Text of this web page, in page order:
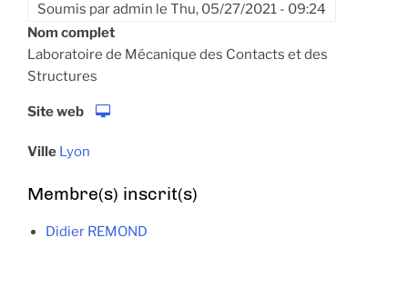
Soumis paradmin le Thu, 05/27/2021 - 09:24
Nom complet
Laboratoire de Mécanique des Contacts et des
Structures
Site web
Ville Lyon
Membre(s) inscrit(s)
Didier REMOND